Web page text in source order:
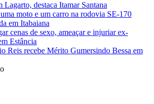
Lagarto, destaca Itamar Santana
moto e um carro na rodovia SE-170
em Itabaiana
cenas de sexo, ameaçar e injuriar ex-
Estância
Reis recebe Mérito Gumersindo Bessa em